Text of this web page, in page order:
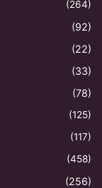
(264)
(92)
(22)
(33)
(78)
(125)
(117)
(458)
(256)